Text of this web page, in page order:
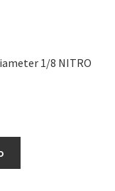
1/8 NITRO